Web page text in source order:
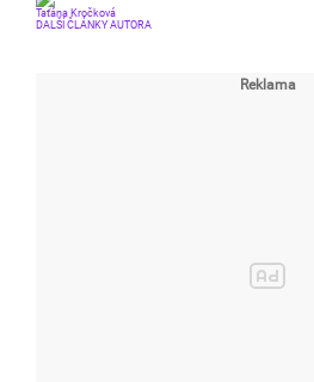
Taťána Kročková
DALŠÍ ČLÁNKY AUTORA